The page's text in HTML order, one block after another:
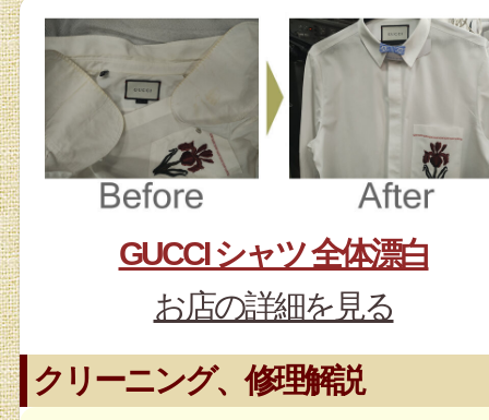
GUCCI シャツ 全体漂白
お店の詳細を見る
クリーニング、修理解説